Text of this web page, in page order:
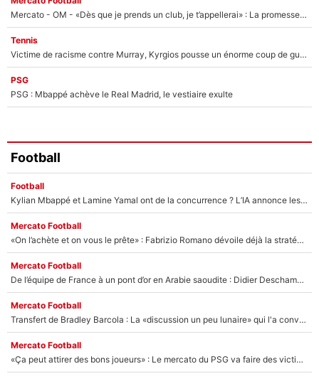
Mercato - OM - «Dès que je prends un club, je t’appellerai» : La promesse de Marcelino au moment de claquer la porte
Tennis
Victime de racisme contre Murray, Kyrgios pousse un énorme coup de gueule !
PSG
PSG : Mbappé achève le Real Madrid, le vestiaire exulte
Football
Football
Kylian Mbappé et Lamine Yamal ont de la concurrence ? L’IA annonce les 5 joueurs qui vont dominer le football dans les années à venir !
Mercato Football
«On l’achète et on vous le prête» : Fabrizio Romano dévoile déjà la stratégie du PSG avec le transfert de Zion Suzuki !
Mercato Football
De l’équipe de France à un pont d’or en Arabie saoudite : Didier Deschamps a donné sa réponse !
Mercato Football
Transfert de Bradley Barcola : La «discussion un peu lunaire» qui l'a convaincu de quitter le PSG, son entourage est pointé du doigt
Mercato Football
«Ça peut attirer des bons joueurs» : Le mercato du PSG va faire des victimes dans l'effectif de Luis Enrique ?